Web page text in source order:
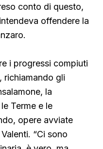
conto di questo,
offendere la
i progressi compiuti
richiamando gli
la
Terme e le
opere avviate
“Ci sono